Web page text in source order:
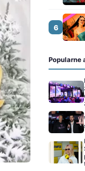
6
Popularne